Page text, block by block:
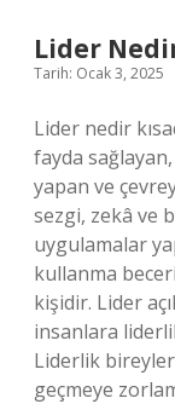
Lider Nedir
Tarih: Ocak 3, 2025
Lider nedir
fayda
yapan ve
sezgi, zekâ ve
uygulamalar
kullanma
kişidir. Lider
insanlara
Liderlik
geçmeye